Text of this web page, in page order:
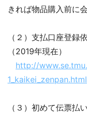
きれば物品購入前に
（２）支払口座登録
（2019年現在）
http://
1_kaikei_zenpan.html
（３）初めて伝票払